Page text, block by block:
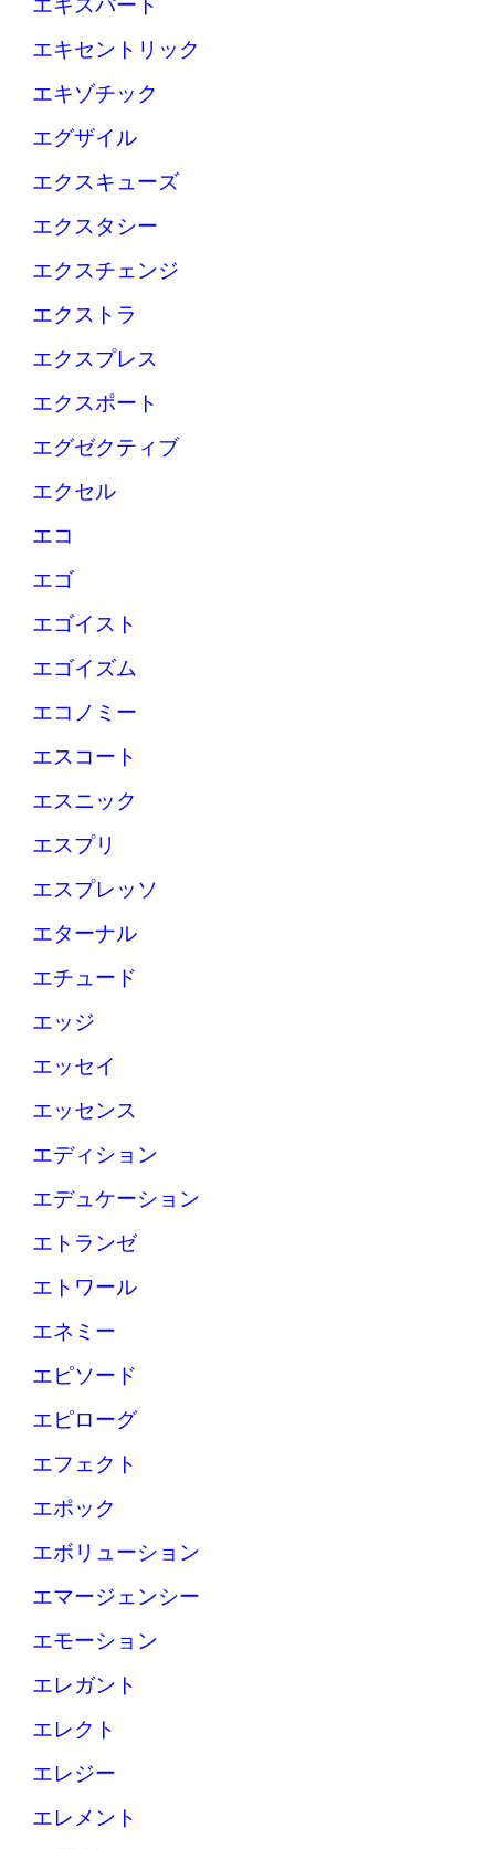
エキスパート
エキセントリック
エキゾチック
エグザイル
エクスキューズ
エクスタシー
エクスチェンジ
エクストラ
エクスプレス
エクスポート
エグゼクティブ
エクセル
エコ
エゴ
エゴイスト
エゴイズム
エコノミー
エスコート
エスニック
エスプリ
エスプレッソ
エターナル
エチュード
エッジ
エッセイ
エッセンス
エディション
エデュケーション
エトランゼ
エトワール
エネミー
エピソード
エピローグ
エフェクト
エポック
エボリューション
エマージェンシー
エモーション
エレガント
エレクト
エレジー
エレメント